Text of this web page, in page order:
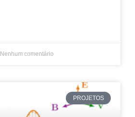
Nenhum comentário
PROJETOS